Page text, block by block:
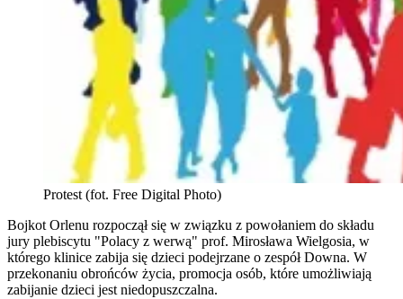
Protest (fot. Free Digital Photo)
Bojkot Orlenu rozpoczął się w związku z powołaniem do składu
jury plebiscytu "Polacy z werwą" prof. Mirosława Wielgosia, w
którego klinice zabija się dzieci podejrzane o zespół Downa. W
przekonaniu obrońców życia, promocja osób, które umożliwiają
zabijanie dzieci jest niedopuszczalna.